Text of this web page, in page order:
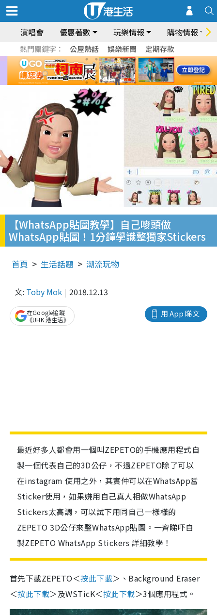
演唱會 優惠著數 玩樂情報 購物情報
熱門關鍵字： 公屋熱話 娛樂新聞 定期存款
【WhatsApp貼圖教學】自己嘜頭做
WhatsApp貼圖！1分鐘學識整獨家Stickers
首頁 生活話題 潮流玩物
文: Toby Mok 2018.12.13
用 App 睇文
在Google追蹤
《UHK 港生活》
最近好多人都會用一個叫ZEPETO的手機應用程式自
製一個代表自己的3D公仔，不過ZEPETO除了可以
在instagram 使用之外，其實仲可以在WhatsApp當
Sticker使用，如果嫌用自己真人相做WhatsApp
Stickers太高調，可以試下用同自己一樣樣的
ZEPETO 3D公仔來整WhatsApp貼圖。一齊睇吓自
製ZEPETO WhatsApp Stickers 詳細教學！
首先下載ZEPETO＜按此下載＞、Background Eraser
＜按此下載＞及WSTicK＜按此下載＞3個應用程式。